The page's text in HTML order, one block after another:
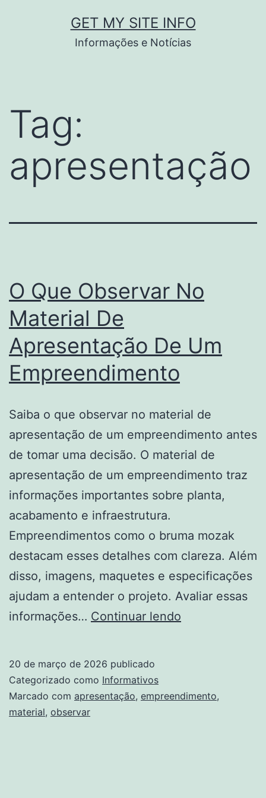
GET MY SITE INFO
Informações e Notícias
Tag:
apresentação
O Que Observar No
Material De
Apresentação De Um
Empreendimento
Saiba o que observar no material de
apresentação de um empreendimento antes
de tomar uma decisão. O material de
apresentação de um empreendimento traz
informações importantes sobre planta,
acabamento e infraestrutura.
Empreendimentos como o bruma mozak
destacam esses detalhes com clareza. Além
disso, imagens, maquetes e especificações
ajudam a entender o projeto. Avaliar essas
informações… Continuar lendo
Material
20 de março de 2026 publicado
Categorizado como Informativos
Marcado com apresentação, empreendimento,
material, observar